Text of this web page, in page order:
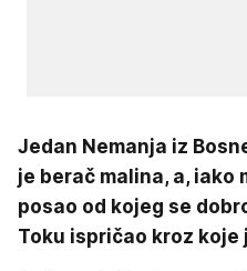
Jedan Nemanja iz
je berač malina, a, iako
posao od kojeg se
Toku ispričao kroz koje